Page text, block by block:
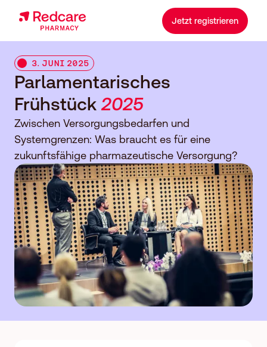
Jetzt registrieren
3. JUNI 2025
Parlamentarisches
Frühstück 2025
Zwischen Versorgungsbedarfen und
Systemgrenzen: Was braucht es für eine
zukunftsfähige pharmazeutische Versorgung?